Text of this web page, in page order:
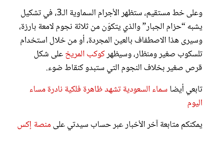
وعلى خط مستقيم، ستظهر الأجرام السماوية الـ3، في تشكيل
يشبه “حزام الجبار” والذي يتكوّن من ثلاثة نجوم لامعة بارزة،
وسيرى هذا الاصطفاف بالعين المجردة، أو من خلال استخدام
تلسكوب صغير ومنظار، وسيظهركوكب المريخعلى شكل
قرص صغير بخلاف النجوم التي ستبدو كنقاط ضوء.
تابعي أيضا سماء السعودية تشهد ظاهرة فلكية نادرة مساء
اليوم
يمكنكم متابعة آخر الأخبار عبر حساب سيدتي علىمنصة إكس